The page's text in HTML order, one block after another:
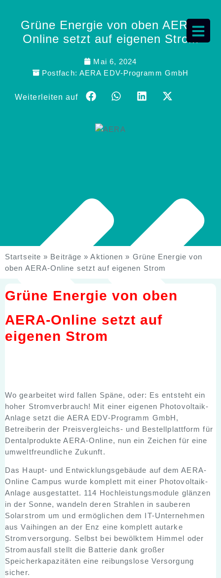
Grüne Energie von oben AERA-
Online setzt auf eigenen Strom
Mai 6, 2024
Postfach: AERA EDV-Programm GmbH
Weiterleiten auf
Zurück
Weiter
Startseite » Beiträge »Aktionen » Grüne Energie von
oben AERA-Online setzt auf eigenen Strom
Grüne Energie von oben
AERA-Online setzt auf
eigenen Strom
Wo gearbeitet wird fallen Späne, oder: Es entsteht ein
hoher Stromverbrauch! Mit einer eigenen Photovoltaik-
Anlage setzt die AERA EDV-Programm GmbH,
Betreiberin der Preisvergleichs- und Bestellplattform für
Dentalprodukte AERA-Online, nun ein Zeichen für eine
umweltfreundliche Zukunft.
Das Haupt- und Entwicklungsgebäude auf dem AERA-
Online Campus wurde komplett mit einer Photovoltaik-
Anlage ausgestattet. 114 Hochleistungsmodule glänzen
in der Sonne, wandeln deren Strahlen in sauberen
Solarstrom um und ermöglichen dem IT-Unternehmen
aus Vaihingen an der Enz eine komplett autarke
Stromversorgung. Selbst bei bewölktem Himmel oder
Stromausfall stellt die Batterie dank großer
Speicherkapazitäten eine reibungslose Versorgung
sicher.